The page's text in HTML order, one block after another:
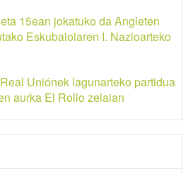
15ean jokatuko da Angleten
Eskubaloiaren I. Nazioarteko
Uniónek lagunarteko partidua
aurka El Rollo zelaian